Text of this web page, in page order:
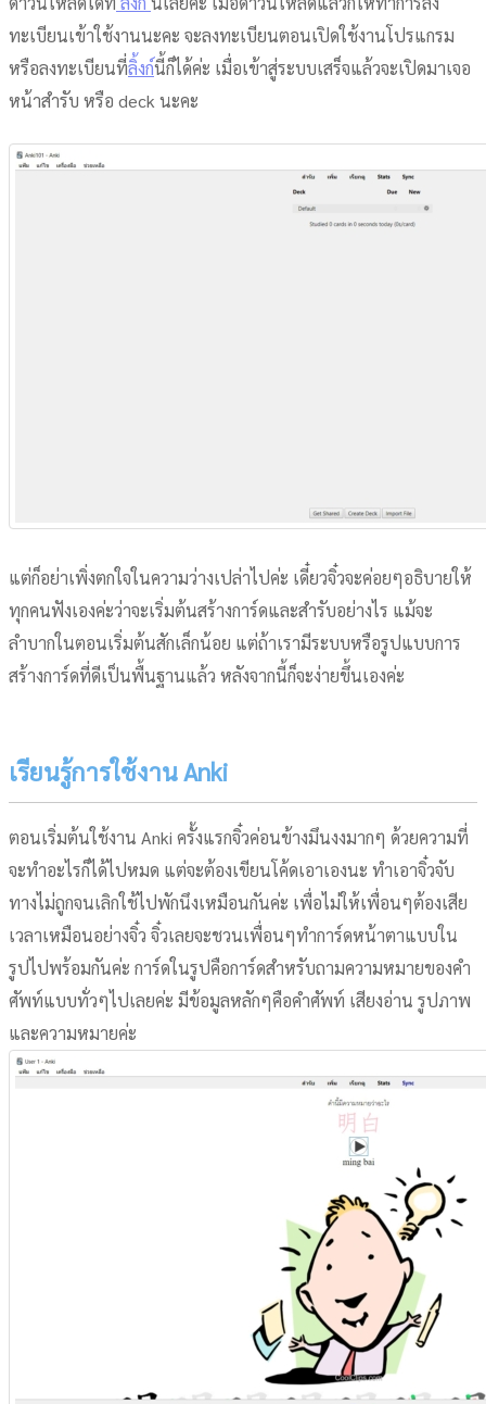
ทะเบียนเข้าใช้งานนะคะ จะลงทะเบียนตอนเปิดใช้งานโปรแกรม
หรือลงทะเบียนที่ลิ้งก์นี้ก็ได้ค่ะ เมื่อเข้าสู่ระบบเสร็จแล้วจะเปิดมาเจอ
หน้าสำรับ หรือ deck นะคะ
แต่ก็อย่าเพิ่งตกใจในความว่างเปล่าไปค่ะ เดี๋ยวจิ๋วจะค่อยๆอธิบายให้
ทุกคนฟังเองค่ะว่าจะเริ่มต้นสร้างการ์ดและสำรับอย่างไร แม้จะ
ลำบากในตอนเริ่มต้นสักเล็กน้อย แต่ถ้าเรามีระบบหรือรูปแบบการ
สร้างการ์ดที่ดีเป็นพื้นฐานแล้ว หลังจากนี้ก็จะง่ายขึ้นเองค่ะ
เรียนรู้การใช้งาน Anki
ตอนเริ่มต้นใช้งาน Anki ครั้งแรกจิ๋วค่อนข้างมึนงงมากๆ ด้วยความที่
จะทำอะไรก็ได้ไปหมด แต่จะต้องเขียนโค้ดเอาเองนะ ทำเอาจิ๋วจับ
ทางไม่ถูกจนเลิกใช้ไปพักนึงเหมือนกันค่ะ เพื่อไม่ให้เพื่อนๆต้องเสีย
เวลาเหมือนอย่างจิ๋ว จิ๋วเลยจะชวนเพื่อนๆทำการ์ดหน้าตาแบบใน
รูปไปพร้อมกันค่ะ การ์ดในรูปคือการ์ดสำหรับถามความหมายของคำ
ศัพท์แบบทั่วๆไปเลยค่ะ มีข้อมูลหลักๆคือคำศัพท์ เสียงอ่าน รูปภาพ
และความหมายค่ะ